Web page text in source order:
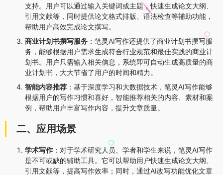
支持。用户可以通过输入关键词或主题，快速生成论文大纲、
引用文献等，同时提供论文格式排版、语法检查等辅助功能，
帮助用户高效完成论文撰写。
商业计划书撰写服务 ：笔灵AI写作还提供了商业计划书撰写服
务，能够根据用户需求生成符合行业规范和最佳实践的商业计
划书。用户只需输入相关信息，系统即可自动生成高质量的商
业计划书，大大节省了用户的时间和精力。
智能内容推荐 ：基于深度学习和大数据技术，笔灵AI写作能够
根据用户的写作习惯和喜好，智能推荐相关的内容、素材和案
例，帮助用户丰富写作内容，提升文章质量。
二、应用场景
学术写作 ：对于学术研究人员、学者和学生来说，笔灵AI写作
是不可或缺的辅助工具。它可以帮助用户快速生成论文大纲、
引用文献等，提高写作效率；同时，通过AI改写功能优化文章